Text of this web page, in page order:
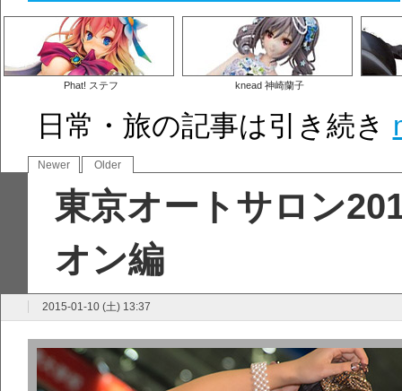
Phat! ステフ knead 神崎蘭子
日常・旅の記事は引き続き
Newer Older
東京オートサロン
オン編
2015-01-10 (土) 13:37